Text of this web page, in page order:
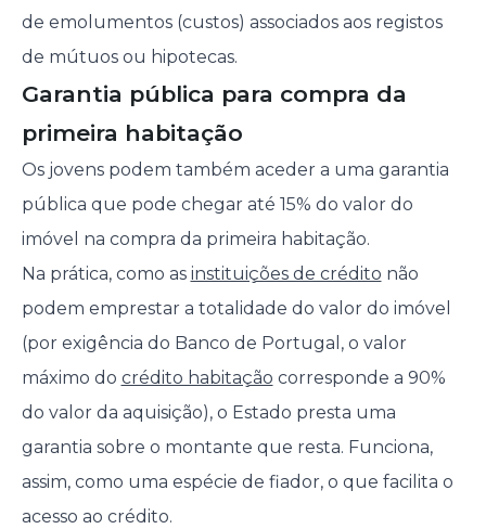
de emolumentos (custos) associados aos registos
de mútuos ou hipotecas.
Garantia pública para compra da
primeira habitação
Os jovens podem também aceder a uma garantia
pública que pode chegar até 15% do valor do
imóvel na compra da primeira habitação.
Na prática, como as instituições de crédito não
podem emprestar a totalidade do valor do imóvel
(por exigência do Banco de Portugal, o valor
máximo do crédito habitação corresponde a 90%
do valor da aquisição), o Estado presta uma
garantia sobre o montante que resta. Funciona,
assim, como uma espécie de fiador, o que facilita o
acesso ao crédito.